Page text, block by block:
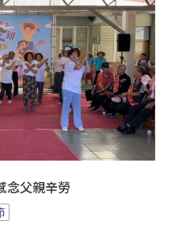
念父親辛勞